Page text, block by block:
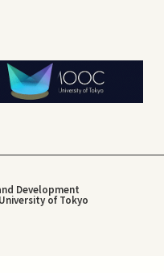
Development
of Tokyo